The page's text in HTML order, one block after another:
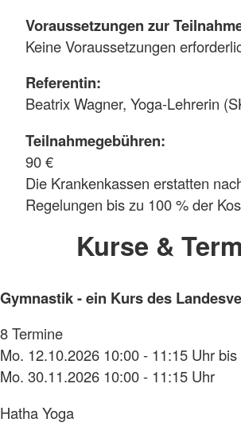
Voraussetzungen zur
Keine Voraussetzungen
Referentin:
Beatrix Wagner, Yoga-Lehrerin
Teilnahmegebühren:
90 €
Die Krankenkassen erstatten
Regelungen bis zu 100 % der
Kurse &
Gymnastik - ein Kurs des
8 Termine
Mo. 12.10.2026 10:00 - 11:15 Uhr bis
Mo. 30.11.2026 10:00 - 11:15 Uhr
Hatha Yoga